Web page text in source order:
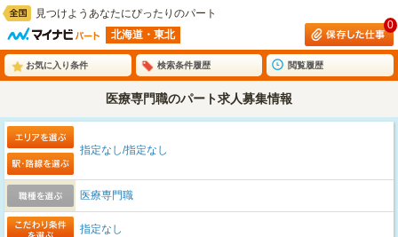
見つけようあなたにぴったりのパート
北海道・東北
0
お気に入り条件 検索条件履歴 閲覧履歴
医療専門職のパート求人募集情報
指定なし/指定なし
医療専門職
指定なし